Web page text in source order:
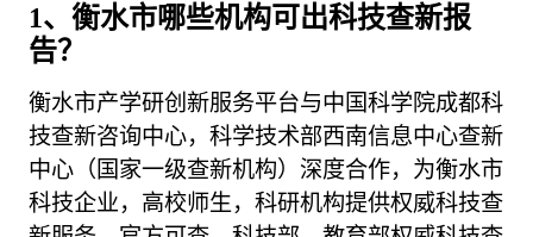
1、衡水市哪些机构可出科技查新报
告？
衡水市产学研创新服务平台与中国科学院成都科
技查新咨询中心，科学技术部西南信息中心查新
中心（国家一级查新机构）深度合作，为衡水市
科技企业，高校师生，科研机构提供权威科技查